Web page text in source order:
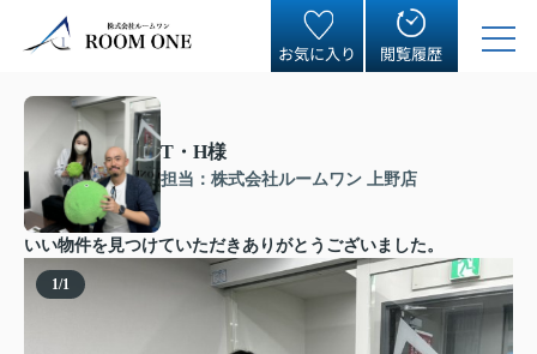
お気に入り 閲覧履歴
T・H様
担当：株式会社ルームワン 上野店
いい物件を見つけていただきありがとうございました。
1/1